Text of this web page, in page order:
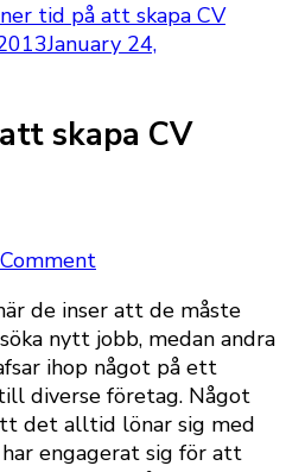
tid på att skapa CV
January 24,
skapa CV
på
att
skapa
CV
de inser att de måste
nytt jobb, medan andra
ihop något på ett
diverse företag. Något
det alltid lönar sig med
engagerat sig för att